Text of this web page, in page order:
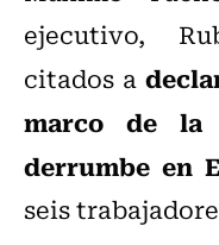
ejecutivo,
citados a
marco de la
derrumbe en
seis